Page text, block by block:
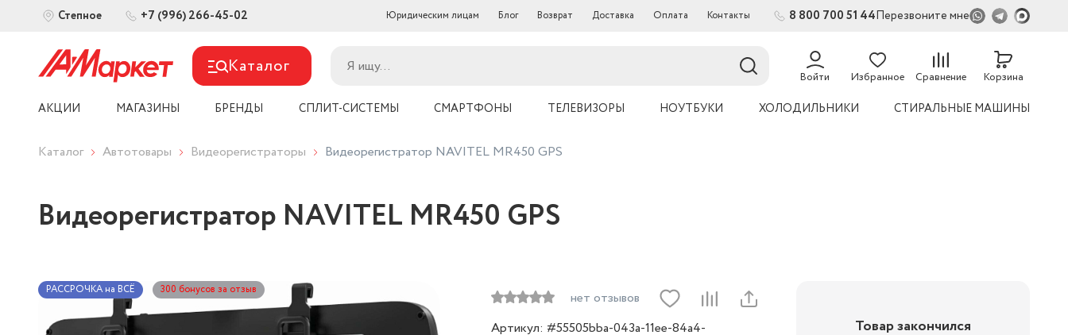
Степное +7 (996) 266-45-02 Юридическим лицам Блог Возврат Доставка Оплата Контакты 8 800 700 51 44Перезвоните мне
Каталог Войти Избранное Сравнение Корзина
АКЦИИ МАГАЗИНЫ БРЕНДЫ СПЛИТ-СИСТЕМЫ СМАРТФОНЫ ТЕЛЕВИЗОРЫ НОУТБУКИ ХОЛОДИЛЬНИКИ СТИРАЛЬНЫЕ МАШИНЫ
Каталог Автотовары Видеорегистраторы Видеорегистратор NAVITEL MR450 GPS
Видеорегистратор NAVITEL MR450 GPS
РАССРОЧКА на ВСЁ 300 бонусов за отзыв
нет отзывов
Артикул: #55505bba-043a-11ee-84a4-
Товар закончился